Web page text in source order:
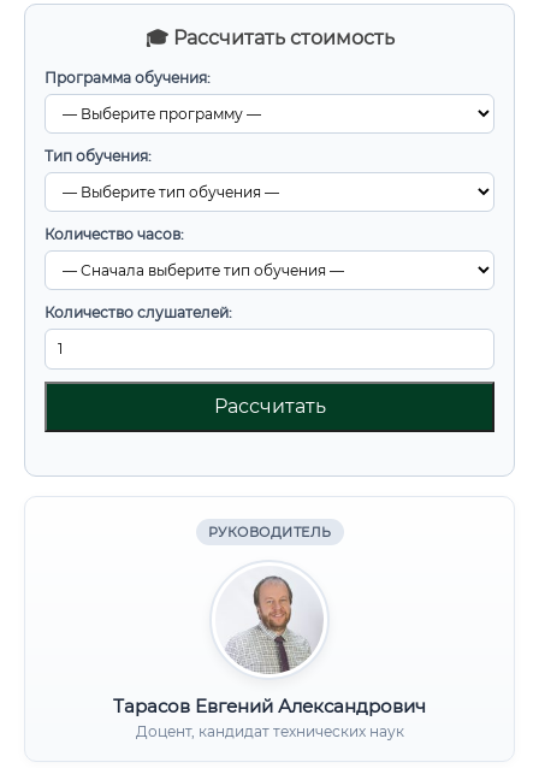
🎓 Рассчитать стоимость
Программа обучения:
Тип обучения:
Количество часов:
Количество слушателей:
Рассчитать
РУКОВОДИТЕЛЬ
Тарасов Евгений Александрович
Доцент, кандидат технических наук